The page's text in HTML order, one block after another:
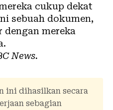
cukup dekat
sebuah dokumen,
dengan mereka
News.
ini dihasilkan secara
sebagian